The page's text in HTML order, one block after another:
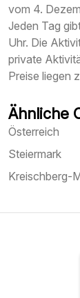
vom 4.
Jeden Tag
Uhr. Die
private
Preise liegen
Ähnliche
Österreich
Steiermark
Kreischberg-